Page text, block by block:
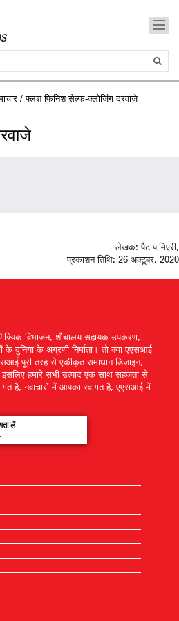
/ फ्लश फिनिश सेल्फ-क्लोजिंग दरवाजे
लेखक: पैट पामिएरी,
प्रकाशन तिथि: 26 अक्टूबर, 2020
विभाजन, शौचालय सहायक उपकरण,
दुनिया के अग्रणी निर्माता। तो क्या एएसआई
पूरी तरह से एकीकृत समाधान डिजाइन,
इसलिए हमारे सभी उत्पाद एक साथ सहजता से
है, नवाचारों में आपका स्वागत है, एएसआई में
लें